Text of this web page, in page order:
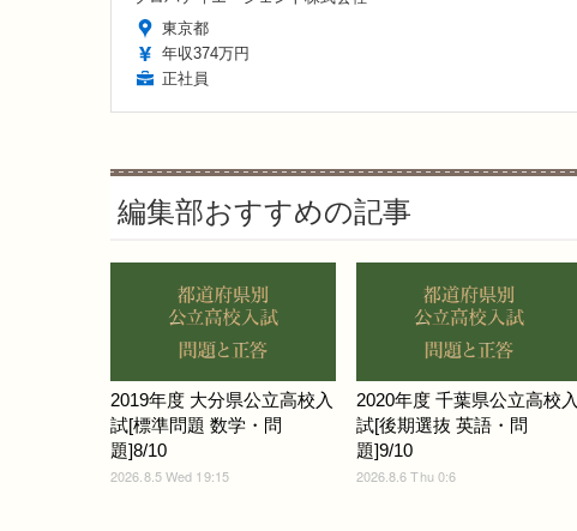
東京都
年収374万円
正社員
編集部おすすめの記事
2019年度 大分県公立高校入
試[標準問題 数学・問
題]8/10
2026.8.5 Wed 19:15
2020年度 千葉県公立高校入
試[後期選抜 英語・問
題]9/10
2026.8.6 Thu 0:6